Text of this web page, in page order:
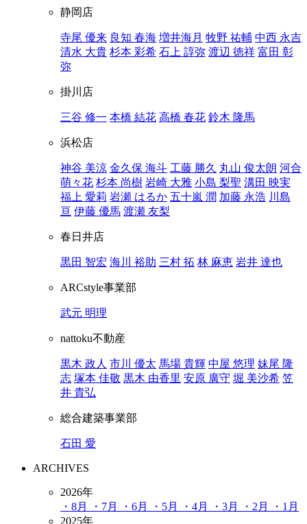
静岡店
寺尾 優来 良知 春海 増井海月 牧野 祐輔 中西 永吉
清水 大貴 杉本 彩希 石上 諄弥 渡辺 徳祥 富田 彰
弥
掛川店
三谷 修一 本橋 結花 高橋 春花 鈴木 隆馬
浜松店
神谷 美涼 金久保 海斗 工藤 勝久 丸山 俊太朗 河合
萌々花 杉本 尚樹 岩崎 大雅 小島 梨聖 溝田 映実
福上 愛莉 岩瀬 はるか 五十嵐 潤 加藤 永浩 川島
亘 伊藤 優馬 渡瀬 友梨
春日井店
黒田 智宏 海川 裕助 三村 拓 林 麻恵 岩井 達也
ARCstyle事業部
武元 明理
nattoku不動産
黒木 政人 市川 優太 馬場 貴輝 中屋 悠理 妹尾 隆
志 塚本 佳敬 黒木 由香里 安原 廣守 堀 美沙希 笠
井 貴弘
総合建築事業部
石田 愛
ARCHIVES
2026年
・8月
・7月 ・6月 ・5月 ・4月 ・3月 ・2月
・1月
2025年